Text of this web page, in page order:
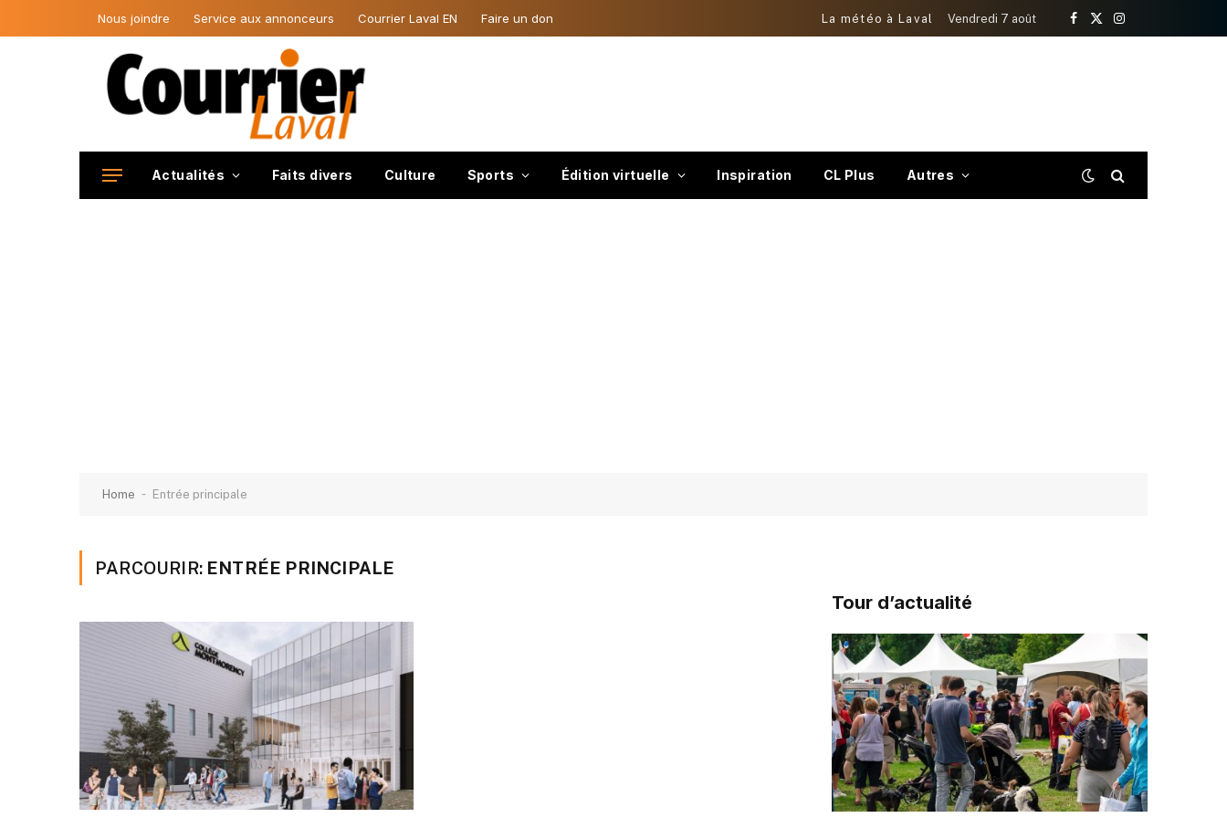
Nous joindre Service aux annonceurs Courrier Laval EN Faire un don La météo à Laval Vendredi 7 août
Facebook
X
Instagram
Actualités Faits divers Culture Sports Édition virtuelle Inspiration CL Plus Autres
Home - Entrée principale
PARCOURIR: ENTRÉE PRINCIPALE
Tour d’actualité